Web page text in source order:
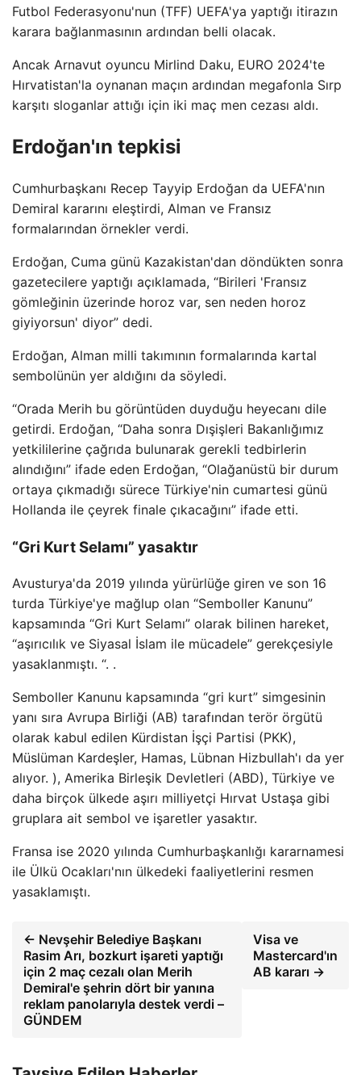
Futbol Federasyonu'nun (TFF) UEFA'ya yaptığı itirazın
karara bağlanmasının ardından belli olacak.
Ancak Arnavut oyuncu Mirlind Daku, EURO 2024'te
Hırvatistan'la oynanan maçın ardından megafonla Sırp
karşıtı sloganlar attığı için iki maç men cezası aldı.
Erdoğan'ın tepkisi
Cumhurbaşkanı Recep Tayyip Erdoğan da UEFA'nın
Demiral kararını eleştirdi, Alman ve Fransız
formalarından örnekler verdi.
Erdoğan, Cuma günü Kazakistan'dan döndükten sonra
gazetecilere yaptığı açıklamada, “Birileri 'Fransız
gömleğinin üzerinde horoz var, sen neden horoz
giyiyorsun' diyor” dedi.
Erdoğan, Alman milli takımının formalarında kartal
sembolünün yer aldığını da söyledi.
“Orada Merih bu görüntüden duyduğu heyecanı dile
getirdi. Erdoğan, “Daha sonra Dışişleri Bakanlığımız
yetkililerine çağrıda bulunarak gerekli tedbirlerin
alındığını” ifade eden Erdoğan, “Olağanüstü bir durum
ortaya çıkmadığı sürece Türkiye'nin cumartesi günü
Hollanda ile çeyrek finale çıkacağını” ifade etti.
“Gri Kurt Selamı” yasaktır
Avusturya'da 2019 yılında yürürlüğe giren ve son 16
turda Türkiye'ye mağlup olan “Semboller Kanunu”
kapsamında “Gri Kurt Selamı” olarak bilinen hareket,
“aşırıcılık ve Siyasal İslam ile mücadele” gerekçesiyle
yasaklanmıştı. “. .
Semboller Kanunu kapsamında “gri kurt” simgesinin
yanı sıra Avrupa Birliği (AB) tarafından terör örgütü
olarak kabul edilen Kürdistan İşçi Partisi (PKK),
Müslüman Kardeşler, Hamas, Lübnan Hizbullah'ı da yer
alıyor. ), Amerika Birleşik Devletleri (ABD), Türkiye ve
daha birçok ülkede aşırı milliyetçi Hırvat Ustaşa gibi
gruplara ait sembol ve işaretler yasaktır.
Fransa ise 2020 yılında Cumhurbaşkanlığı kararnamesi
ile Ülkü Ocakları'nın ülkedeki faaliyetlerini resmen
yasaklamıştı.
← Nevşehir Belediye Başkanı
Rasim Arı, bozkurt işareti yaptığı
için 2 maç cezalı olan Merih
Demiral'e şehrin dört bir yanına
reklam panolarıyla destek verdi –
GÜNDEM
Visa ve
Mastercard'ın
AB kararı →